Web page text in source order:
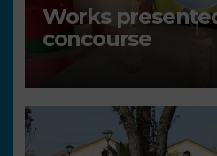
Works
concourse